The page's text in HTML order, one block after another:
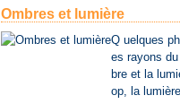
Ombres et lumière
Q uelques
es rayons
bre et la
op, la